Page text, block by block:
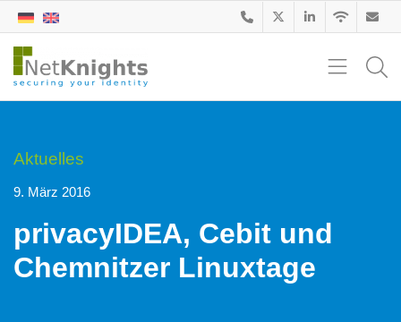
Aktuelles
9. März 2016
privacyIDEA, Cebit und
Chemnitzer Linuxtage